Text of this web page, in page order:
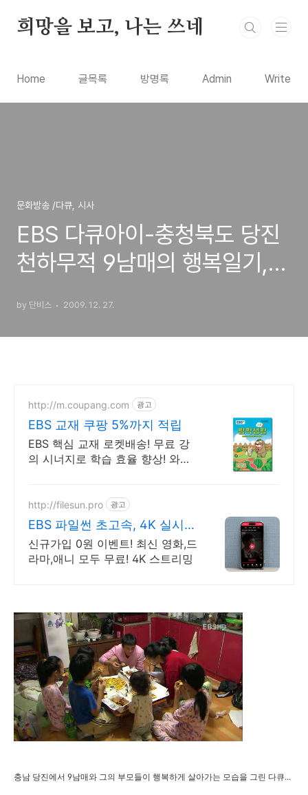
희망을 보고, 나는 쓰네
Home 글목록 방명록 Admin Write
문화방송 /다큐, 시사
EBS 다큐아이-충청북도 당진
천하무적 9남매의 행복일기,정
야기
by 단비스 2009. 12. 27.
http://m.coupang.com 광고
EBS 교재 쿠팡 5%까지 적립
EBS 핵심 교재 로켓배송! 무료 강
의 시너지로 학습 효율 향상! 와우
http://filesun.pro 광고
EBS 파일썬 초고속, 4K 실시간
보기!
신규가입 0원 이벤트! 최신 영화,드
라마,애니 모두 무료! 4K 스트리밍
충남 당진에서 9남매와 그의 부모들이 행복하게 살아가는 모습을 그린 다큐...